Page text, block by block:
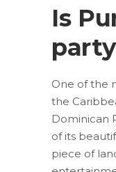
Is
One of the
the
Dominican
of its
piece of